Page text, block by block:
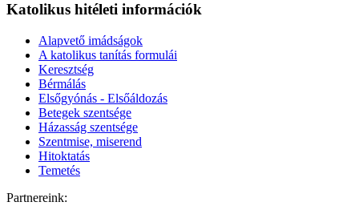
Katolikus hitéleti információk
Alapvető imádságok
A katolikus tanítás formulái
Keresztség
Bérmálás
Elsőgyónás - Elsőáldozás
Betegek szentsége
Házasság szentsége
Szentmise, miserend
Hitoktatás
Temetés
Partnereink: